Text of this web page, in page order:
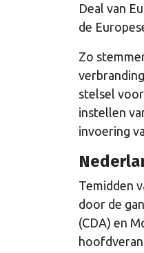
Deal van
de
Zo
stelsel
instellen
invoering
Temidden
door de
(CDA) en